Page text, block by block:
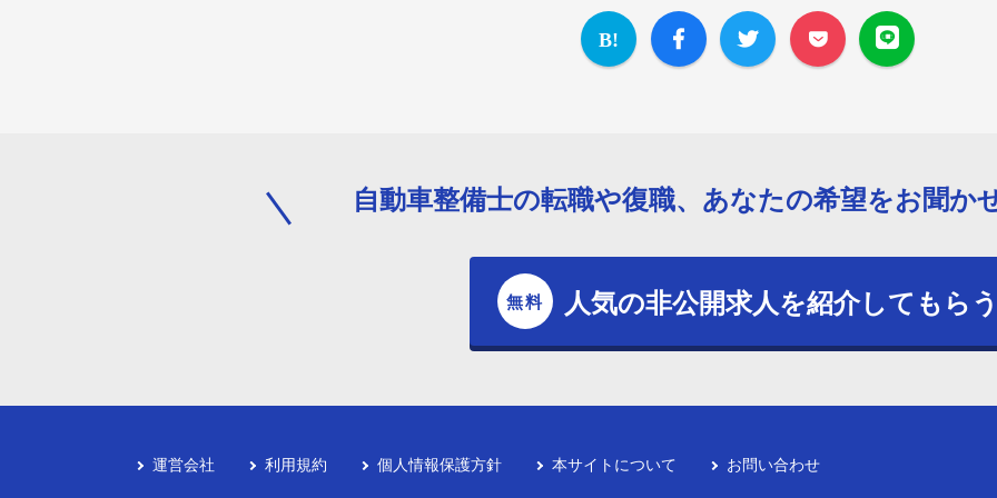
自動車整備士の転職や復職、あなたの希望をお聞か
人気の非公開求人を紹介してもらう
運営会社 利用規約 個人情報保護方針 本サイトについて お問い合わせ